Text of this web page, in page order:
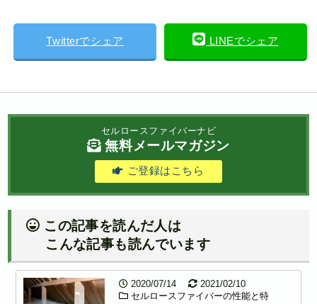
Twitterでシェア LINEでシェア
セルロースファイバーナビ
無料メールマガジン
ご登録はこちら
この記事を読んだ人は
こんな記事も読んでいます
2020/07/14
2021/02/10
セルロースファイバーの性能と特